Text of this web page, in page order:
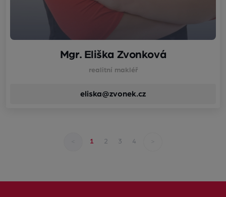
Mgr. Eliška Zvonková
realitní makléř
eliska@zvonek.cz
< 1 2 3 4